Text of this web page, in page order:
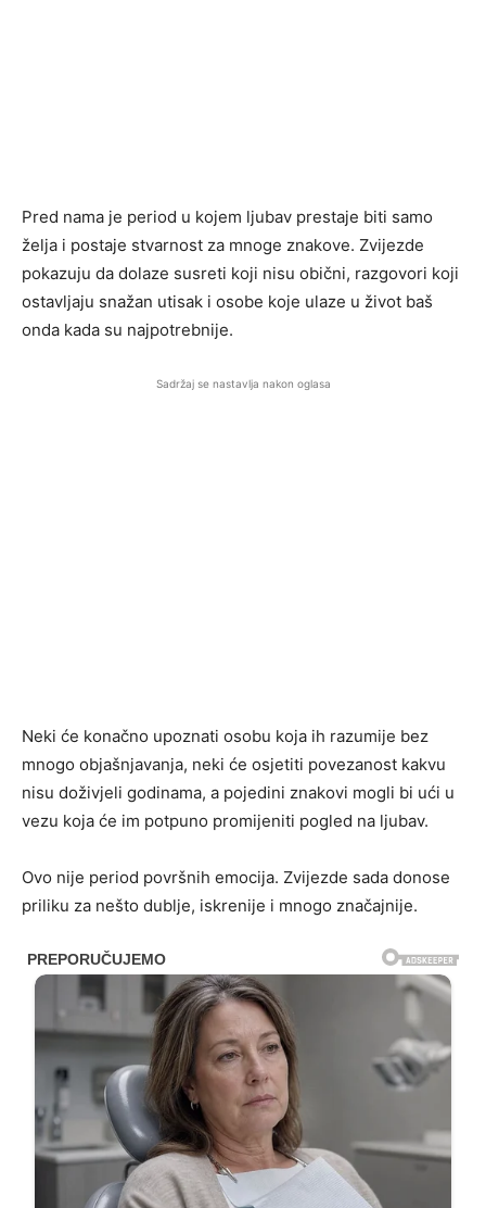
Pred nama je period u kojem ljubav prestaje biti samo
želja i postaje stvarnost za mnoge znakove. Zvijezde
pokazuju da dolaze susreti koji nisu obični, razgovori koji
ostavljaju snažan utisak i osobe koje ulaze u život baš
onda kada su najpotrebnije.
Sadržaj se nastavlja nakon oglasa
Neki će konačno upoznati osobu koja ih razumije bez
mnogo objašnjavanja, neki će osjetiti povezanost kakvu
nisu doživjeli godinama, a pojedini znakovi mogli bi ući u
vezu koja će im potpuno promijeniti pogled na ljubav.
Ovo nije period površnih emocija. Zvijezde sada donose
priliku za nešto dublje, iskrenije i mnogo značajnije.